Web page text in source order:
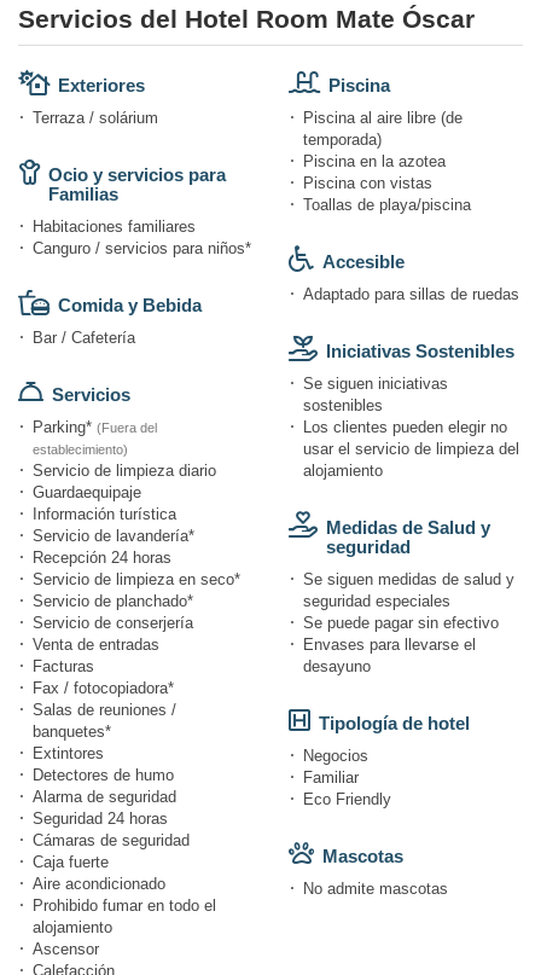
Servicios del Hotel Room Mate Óscar
Exteriores
Terraza / solárium
Ocio y servicios para
Familias
Habitaciones familiares
Canguro / servicios para niños*
Comida y Bebida
Bar / Cafetería
Servicios
Parking* (Fuera del
establecimiento)
Servicio de limpieza diario
Guardaequipaje
Información turística
Servicio de lavandería*
Recepción 24 horas
Servicio de limpieza en seco*
Servicio de planchado*
Servicio de conserjería
Venta de entradas
Facturas
Fax / fotocopiadora*
Salas de reuniones /
banquetes*
Extintores
Detectores de humo
Alarma de seguridad
Seguridad 24 horas
Cámaras de seguridad
Caja fuerte
Aire acondicionado
Prohibido fumar en todo el
alojamiento
Ascensor
Calefacción
Piscina
Piscina al aire libre (de
temporada)
Piscina en la azotea
Piscina con vistas
Toallas de playa/piscina
Accesible
Adaptado para sillas de ruedas
Iniciativas Sostenibles
Se siguen iniciativas
sostenibles
Los clientes pueden elegir no
usar el servicio de limpieza del
alojamiento
Medidas de Salud y
seguridad
Se siguen medidas de salud y
seguridad especiales
Se puede pagar sin efectivo
Envases para llevarse el
desayuno
Tipología de hotel
Negocios
Familiar
Eco Friendly
Mascotas
No admite mascotas